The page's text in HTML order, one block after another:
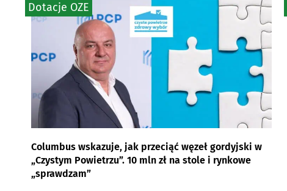
Columbus wskazuje, jak przeciąć węzeł gordyjski w
„Czystym Powietrzu”. 10 mln zł na stole i rynkowe
„sprawdzam”
Dotacje OZE